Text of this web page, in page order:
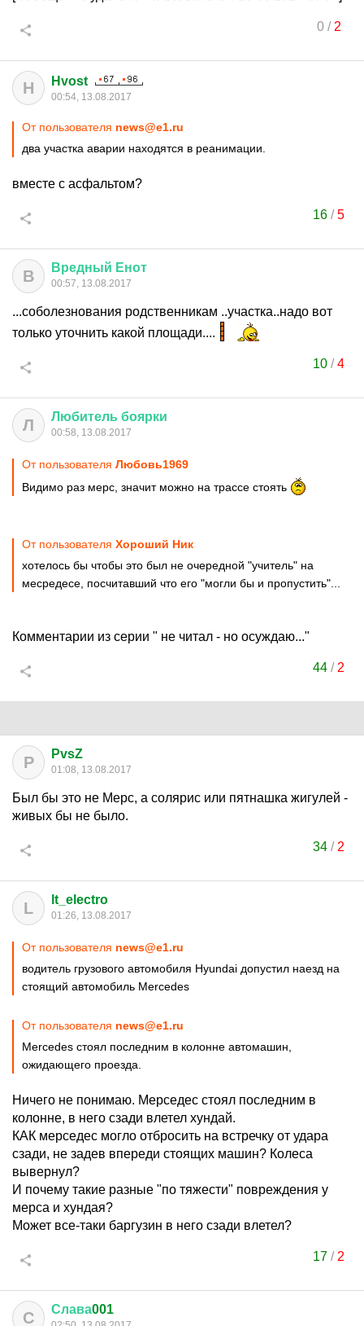
0/ 2
H Hvost
00:54, 13.08.2017
От пользователя news@e1.ru
два участка аварии находятся в реанимации.
вместе с асфальтом?
16 /5
В Вредный Енот
00:57, 13.08.2017
...соболезнования родственникам ..участка..надо вот
только уточнить какой площади....
10 /4
Л Любитель боярки
00:58, 13.08.2017
От пользователя Любовь1969
Видимо раз мерс, значит можно на трассе стоять
От пользователя Хороший Ник
хотелось бы чтобы это был не очередной "учитель" на
месредесе, посчитавший что его "могли бы и пропустить"...
Комментарии из серии " не читал - но осуждаю..."
44 / 2
P PvsZ
01:08, 13.08.2017
Был бы это не Мерс, а солярис или пятнашка жигулей -
живых бы не было.
34 / 2
L lt_electro
01:26, 13.08.2017
От пользователя news@e1.ru
водитель грузового автомобиля Hyundai допустил наезд на
стоящий автомобиль Mercedes
От пользователя news@e1.ru
Mercedes стоял последним в колонне автомашин,
ожидающего проезда.
Ничего не понимаю. Мерседес стоял последним в
колонне, в него сзади влетел хундай.
КАК мерседес могло отбросить на встречку от удара
сзади, не задев впереди стоящих машин? Колеса
вывернул?
И почему такие разные "по тяжести" повреждения у
мерса и хундая?
Может все-таки баргузин в него сзади влетел?
17 / 2
С Слава001